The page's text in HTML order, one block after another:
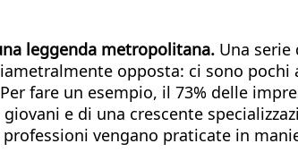
leggenda metropolitana. Una
opposta: ci sono
fare un esempio, il 73% delle
e di una crescente
vengano praticate in